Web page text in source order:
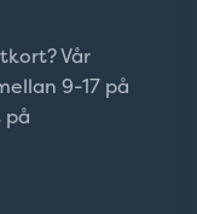
Vår
9-17 på
på